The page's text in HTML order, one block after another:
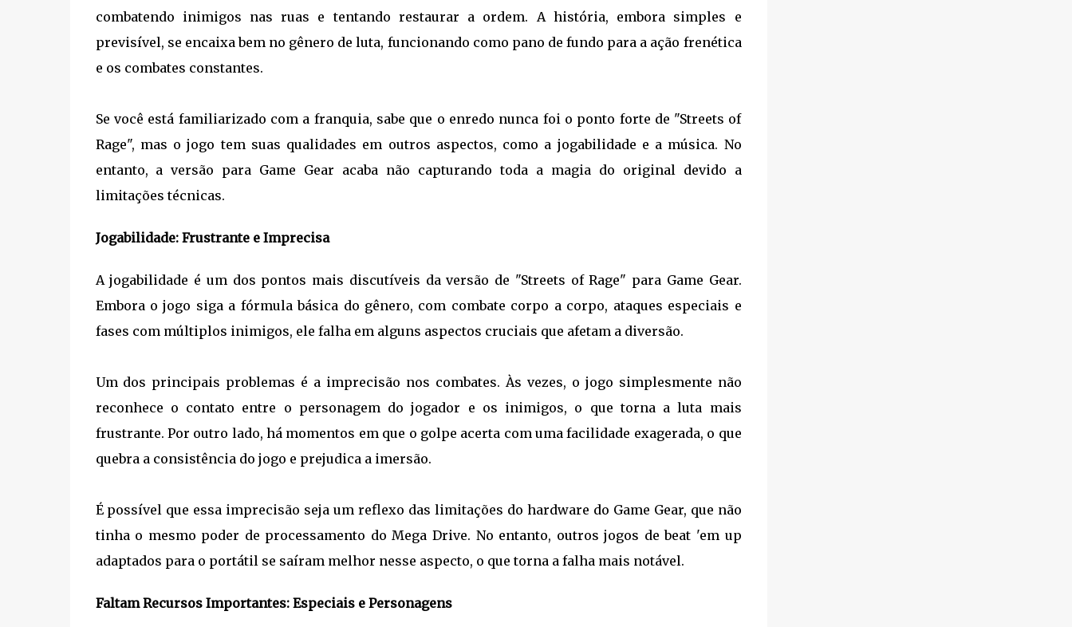
combatendo inimigos nas ruas e tentando restaurar a ordem. A história, embora simples e
previsível, se encaixa bem no gênero de luta, funcionando como pano de fundo para a ação frenética
e os combates constantes.
Se você está familiarizado com a franquia, sabe que o enredo nunca foi o ponto forte de "Streets of
Rage", mas o jogo tem suas qualidades em outros aspectos, como a jogabilidade e a música. No
entanto, a versão para Game Gear acaba não capturando toda a magia do original devido a
limitações técnicas.
Jogabilidade: Frustrante e Imprecisa
A jogabilidade é um dos pontos mais discutíveis da versão de "Streets of Rage" para Game Gear.
Embora o jogo siga a fórmula básica do gênero, com combate corpo a corpo, ataques especiais e
fases com múltiplos inimigos, ele falha em alguns aspectos cruciais que afetam a diversão.
Um dos principais problemas é a imprecisão nos combates. Às vezes, o jogo simplesmente não
reconhece o contato entre o personagem do jogador e os inimigos, o que torna a luta mais
frustrante. Por outro lado, há momentos em que o golpe acerta com uma facilidade exagerada, o que
quebra a consistência do jogo e prejudica a imersão.
É possível que essa imprecisão seja um reflexo das limitações do hardware do Game Gear, que não
tinha o mesmo poder de processamento do Mega Drive. No entanto, outros jogos de beat 'em up
adaptados para o portátil se saíram melhor nesse aspecto, o que torna a falha mais notável.
Faltam Recursos Importantes: Especiais e Personagens